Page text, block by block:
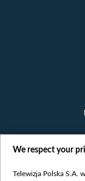
We respect your
Telewizja Polska S.A.